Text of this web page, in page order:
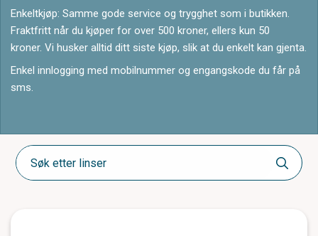
Enkeltkjøp: Samme gode service og trygghet som i butikken.
Fraktfritt når du kjøper for over 500 kroner, ellers kun 50
kroner. Vi husker alltid ditt siste kjøp, slik at du enkelt kan gjenta.
Enkel innlogging med mobilnummer og engangskode du får på
sms.